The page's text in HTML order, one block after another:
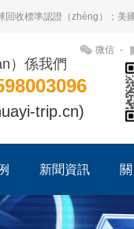
收標準認證（zhèng）；美
微信 -
trip.cn)
）係我們
新聞資訊